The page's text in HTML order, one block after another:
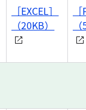
［EXCEL］
（20KB）